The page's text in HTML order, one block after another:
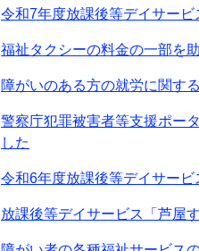
令和7年度放課後等デイサー
福祉タクシーの料金の一部を
障がいのある方の就労に関す
警察庁犯罪被害者等支援ポ
した
令和6年度放課後等デイサー
放課後等デイサービス「芦屋